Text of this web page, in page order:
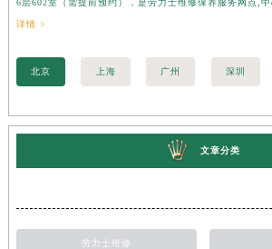
详情 >
北京 上海 广州 深圳
文章分类
劳力士维修